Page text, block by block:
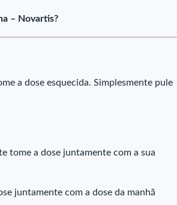
– Novartis?
a dose esquecida. Simplesmente pule
tome a dose juntamente com a sua
juntamente com a dose da manhã